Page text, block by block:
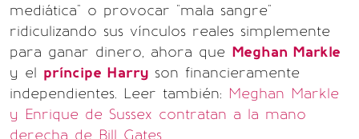
mediática" o provocar "mala sangre"
ridiculizando sus vínculos reales simplemente
para ganar dinero, ahora que Meghan Markle
y el príncipe Harry son financieramente
independientes. Leer también: Meghan Markle
y Enrique de Sussex contratan a la mano
derecha de Bill Gates